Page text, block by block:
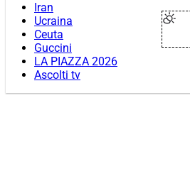
Iran
Ucraina
Ceuta
Guccini
LA PIAZZA 2026
Ascolti tv